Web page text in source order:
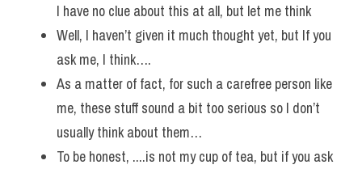
I have no clue about this at all, but let me think
Well, I haven’t given it much thought yet, but If you
ask me, I think….
As a matter of fact, for such a carefree person like
me, these stuff sound a bit too serious so I don’t
usually think about them…
To be honest, ....is not my cup of tea, but if you ask